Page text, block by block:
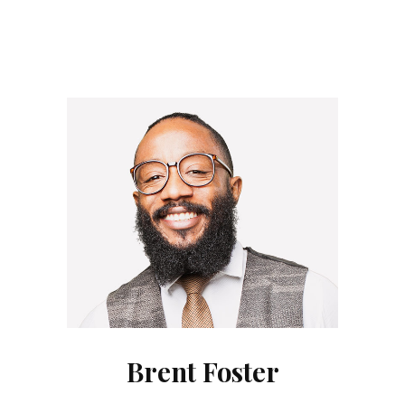
Brent Foster